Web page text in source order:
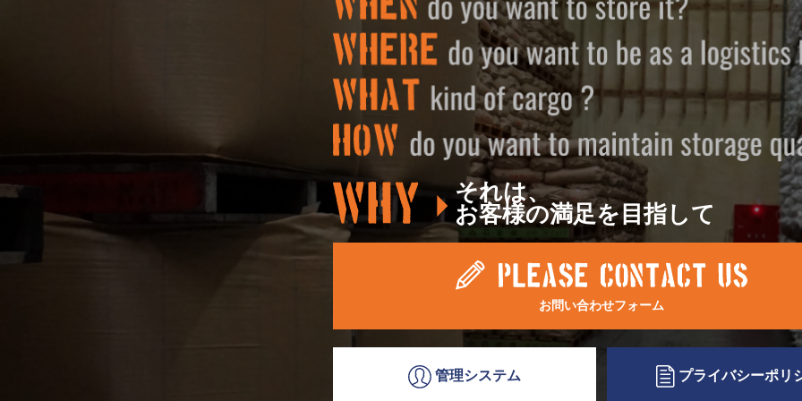
それは、
お客様の満足を目指して
お問い合わせフォーム
管理システム プライバシーポリ